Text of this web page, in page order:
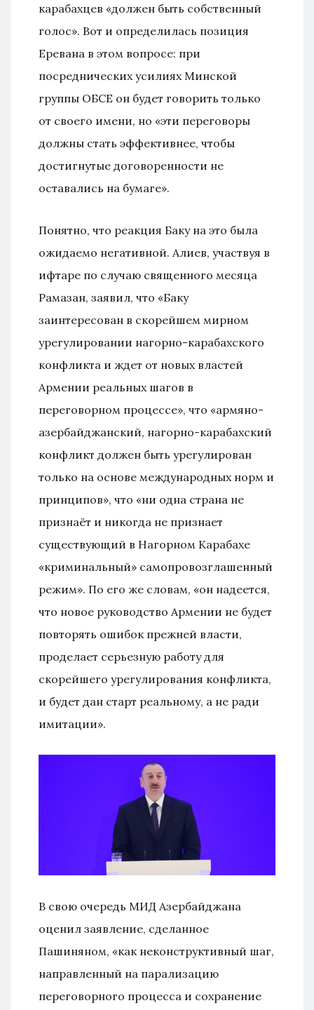
карабахцев «должен быть собственный
голос». Вот и определилась позиция
Еревана в этом вопросе: при
посреднических усилиях Минской
группы ОБСЕ он будет говорить только
от своего имени, но «эти переговоры
должны стать эффективнее, чтобы
достигнутые договоренности не
оставались на бумаге».
Понятно, что реакция Баку на это была
ожидаемо негативной. Алиев, участвуя в
ифтаре по случаю священного месяца
Рамазан, заявил, что «Баку
заинтересован в скорейшем мирном
урегулировании нагорно-карабахского
конфликта и ждет от новых властей
Армении реальных шагов в
переговорном процессе», что «армяно-
азербайджанский, нагорно-карабахский
конфликт должен быть урегулирован
только на основе международных норм и
принципов», что «ни одна страна не
признаёт и никогда не признает
существующий в Нагорном Карабахе
«криминальный» самопровозглашенный
режим». По его же словам, «он надеется,
что новое руководство Армении не будет
повторять ошибок прежней власти,
проделает серьезную работу для
скорейшего урегулирования конфликта,
и будет дан старт реальному, а не ради
имитации».
В свою очередь МИД Азербайджана
оценил заявление, сделанное
Пашиняном, «как неконструктивный шаг,
направленный на парализацию
переговорного процесса и сохранение